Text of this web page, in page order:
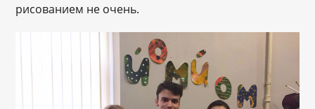
рисованием не очень.